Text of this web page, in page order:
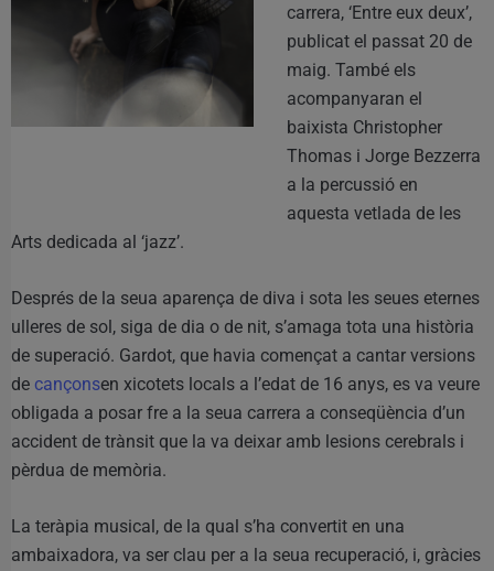
carrera, ‘Entre eux deux’,
publicat el passat 20 de
maig. També els
acompanyaran el
baixista Christopher
Thomas i Jorge Bezzerra
a la percussió en
aquesta vetlada de les
Arts dedicada al ‘jazz’.
Després de la seua aparença de diva i sota les seues eternes
ulleres de sol, siga de dia o de nit, s’amaga tota una història
de superació. Gardot, que havia començat a cantar versions
de cançonsen xicotets locals a l’edat de 16 anys, es va veure
obligada a posar fre a la seua carrera a conseqüència d’un
accident de trànsit que la va deixar amb lesions cerebrals i
pèrdua de memòria.
La teràpia musical, de la qual s’ha convertit en una
ambaixadora, va ser clau per a la seua recuperació, i, gràcies